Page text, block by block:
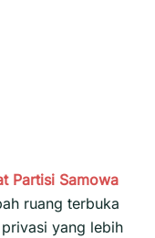
Partisi Samowa
ruang terbuka
yang lebih